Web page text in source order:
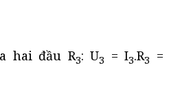
hai đầu R3: U3 = I3.R3 =